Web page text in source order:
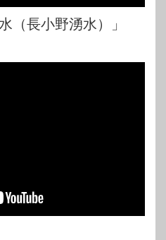
（長小野湧水）」